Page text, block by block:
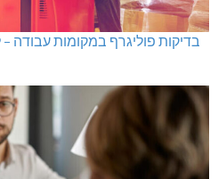
גם בחום הכבד: לא מוותרים על